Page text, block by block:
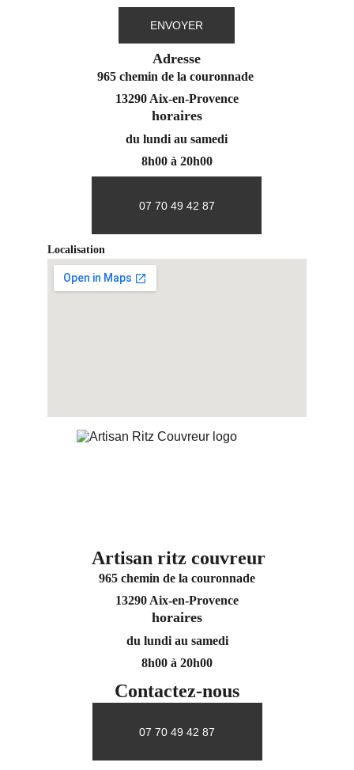
ENVOYER
Adresse
965 chemin de la couronnade
13290 Aix-en-Provence
07 70 49 42 87
Localisation
horaires
du lundi au samedi
8h00 à 20h00
Contactez-nous
07 70 49 42 87
Artisan ritz couvreur
965 chemin de la couronnade
13290 Aix-en-Provence
horaires
du lundi au samedi
8h00 à 20h00